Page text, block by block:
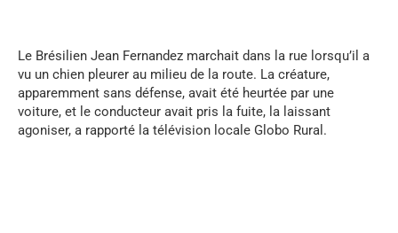
Le Brésilien Jean Fernandez marchait dans la rue lorsqu’il a
vu un chien pleurer au milieu de la route. La créature,
apparemment sans défense, avait été heurtée par une
voiture, et le conducteur avait pris la fuite, la laissant
agoniser, a rapporté la télévision locale Globo Rural.